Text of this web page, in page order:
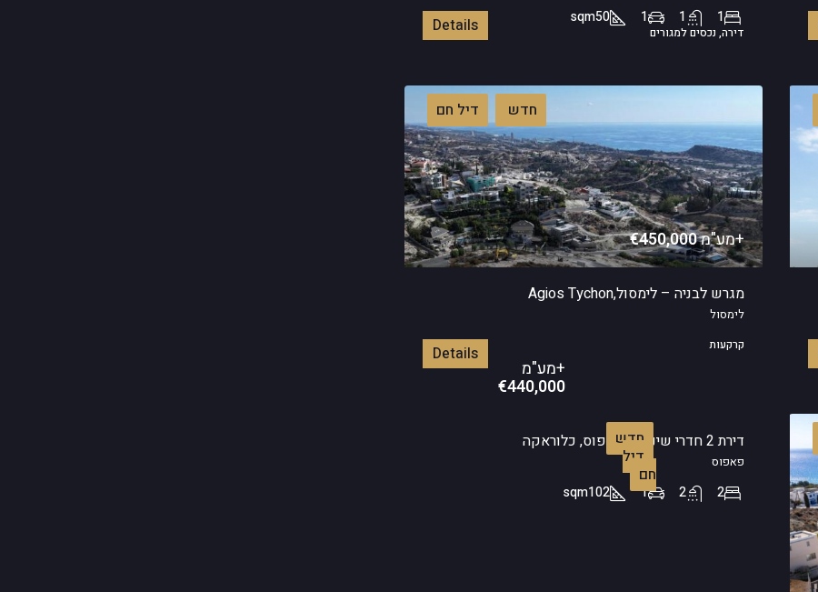
1
1
1
50
sqm
דירה, נכסים למגורים Details
חדש דיל חם
+מע"מ€450,000
מגרש לבניה – לימסול,Agios Tychon
לימסול
קרקעות Details
חדש
דיל
חם
+מע"מ
€440,000
דירת 2 חדרי שינה – פאפוס, כלוראקה
פאפוס
2
2
1
102
sqm